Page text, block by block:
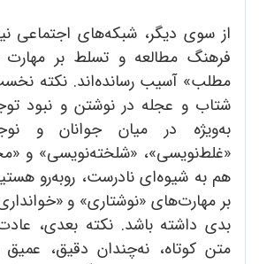
از سوی دیگر، شبکه‌های اجتماعی
فرهنگ مطالعه و تسلط بر
مطلب» آسیب رسانده‌اند. نکته
شتاب و عجله در نوشتن و نبود
به‌ویژه در میان جوانان و
«غلط‌نویسی»، «شلخته‌نویسی» و
هم به شیوه‌ای نادرست، روبه‌رو
بر مهارت‌های «نوشتاری» و
بدی داشته باشد. نکته بعدی،
متن کوتاه، نه‌چندان دقیق،